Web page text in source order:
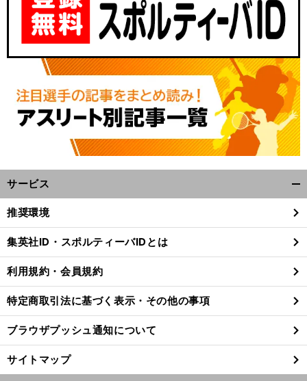
サービス
閉
る
推奨環境
集英社ID・スポルティーバIDとは
利用規約・会員規約
特定商取引法に基づく表示・その他の事項
ブラウザプッシュ通知について
サイトマップ